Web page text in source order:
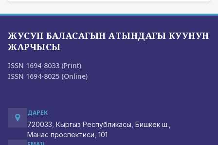
ЖУСУП БАЛАСАГЫН АТЫНДАГЫ КУУНУН
ЖАРЧЫСЫ
ISSN 1694-8033 (Print)
ISSN 1694-8025 (Online)
ДАРЕК
720033, Кыргыз Республикасы, Бишкек ш.,
Манас проспектиси, 101